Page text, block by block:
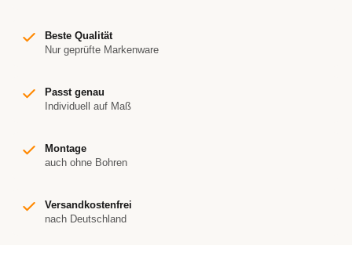
Beste Qualität
Nur geprüfte Markenware
Passt genau
Individuell auf Maß
Montage
auch ohne Bohren
Versandkostenfrei
nach Deutschland